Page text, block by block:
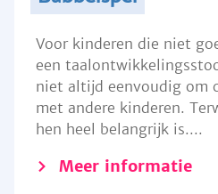
Voor kinderen die niet
een
niet altijd eenvoudig om
met andere kinderen.
hen heel belangrijk is....
Meer informatie